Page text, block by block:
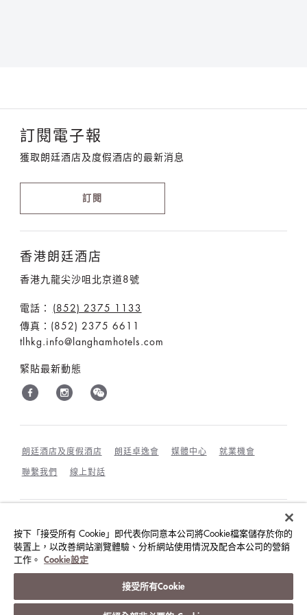
訂閱電子報
獲取朗廷酒店及度假酒店的最新消息
訂閱
香港朗廷酒店
香港九龍尖沙咀北京道8號
電話：
(852) 2375 1133
傳真：(852) 2375 6611
tlhkg.info@langhamhotels.com
緊貼最新動態
朗廷酒店及度假酒店 朗廷卓逸會 媒體中心 就業機會
聯繫我們 線上對話
COOKIES政策 賓客及訪客行為規範與相互尊重
©朗廷酒店國際有限公司
按下「接受所有 Cookie」即代表你同意本公司將Cookie檔案儲存於你的
裝置上，以改善網站瀏覽體驗、分析網站使用情況及配合本公司的營銷
工作。
Cookie設定
接受所有Cookie